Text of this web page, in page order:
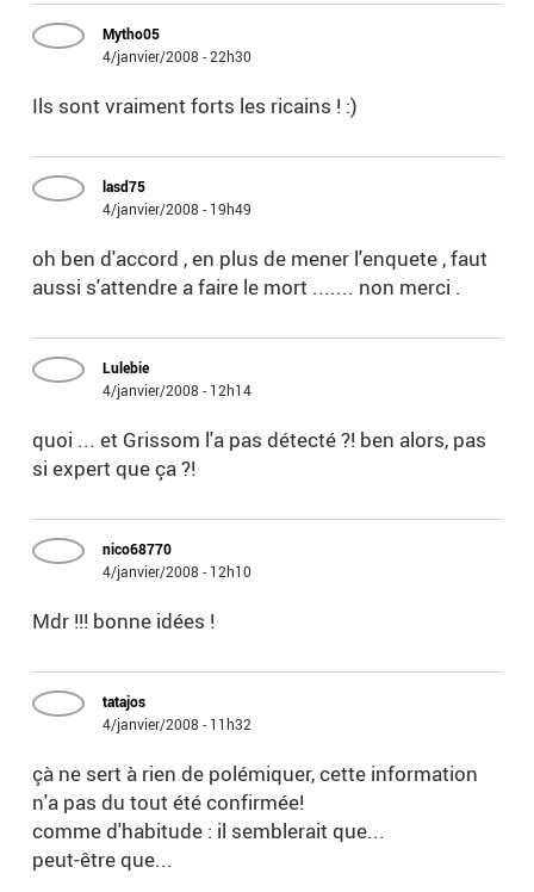
Mytho05
4/janvier/2008 - 22h30
Ils sont vraiment forts les ricains ! :)
lasd75
4/janvier/2008 - 19h49
oh ben d'accord , en plus de mener l'enquete , faut
aussi s'attendre a faire le mort ....... non merci .
Lulebie
4/janvier/2008 - 12h14
quoi ... et Grissom l'a pas détecté ?! ben alors, pas
si expert que ça ?!
nico68770
4/janvier/2008 - 12h10
Mdr !!! bonne idées !
tatajos
4/janvier/2008 - 11h32
çà ne sert à rien de polémiquer, cette information
n'a pas du tout été confirmée!
comme d'habitude : il semblerait que...
peut-être que...